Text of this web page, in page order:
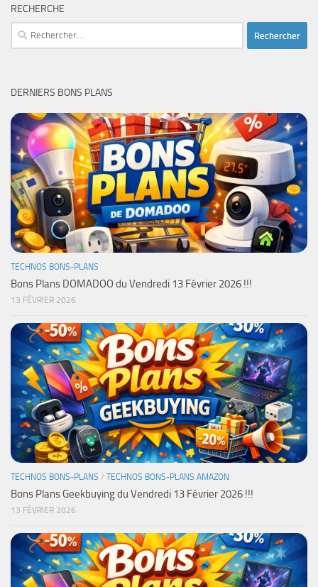
RECHERCHE
Rechercher :
DERNIERS BONS PLANS
TECHNOS BONS-PLANS
Bons Plans DOMADOO du Vendredi 13 Février 2026 !!!
13 FÉVRIER 2026
TECHNOS BONS-PLANS / TECHNOS BONS-PLANS AMAZON
Bons Plans Geekbuying du Vendredi 13 Février 2026 !!!
13 FÉVRIER 2026